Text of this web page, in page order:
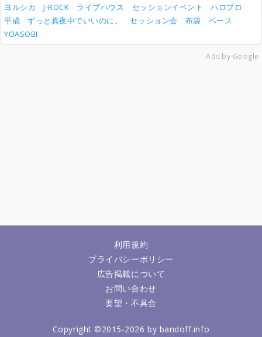
ヨルシカ
J-ROCK ライブハウス セッションイベント
ハロプロ
平成
ずっと真夜中でいいのに。 セッション会 布袋
ベース
YOASOBI
Ads by Google
利用規約
プライバシーポリシー
広告掲載について
お問い合わせ
要望・不具合
Copyright ©2015-2026 by bandoff.info